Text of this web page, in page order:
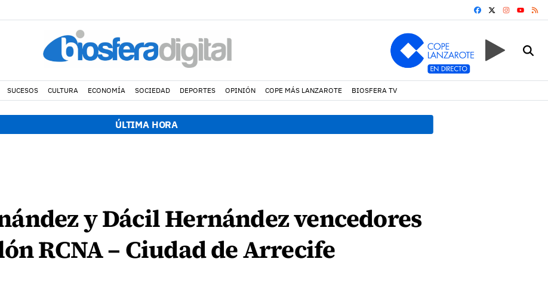
FACEBOOK
YOUTUBE
SUCESOS CULTURA ECONOMÍA SOCIEDAD DEPORTES OPINIÓN COPE MÁS LANZAROTE BIOSFERA TV
ÚLTIMA HORA
y Dácil Hernández vencedores
RCNA – Ciudad de Arrecife